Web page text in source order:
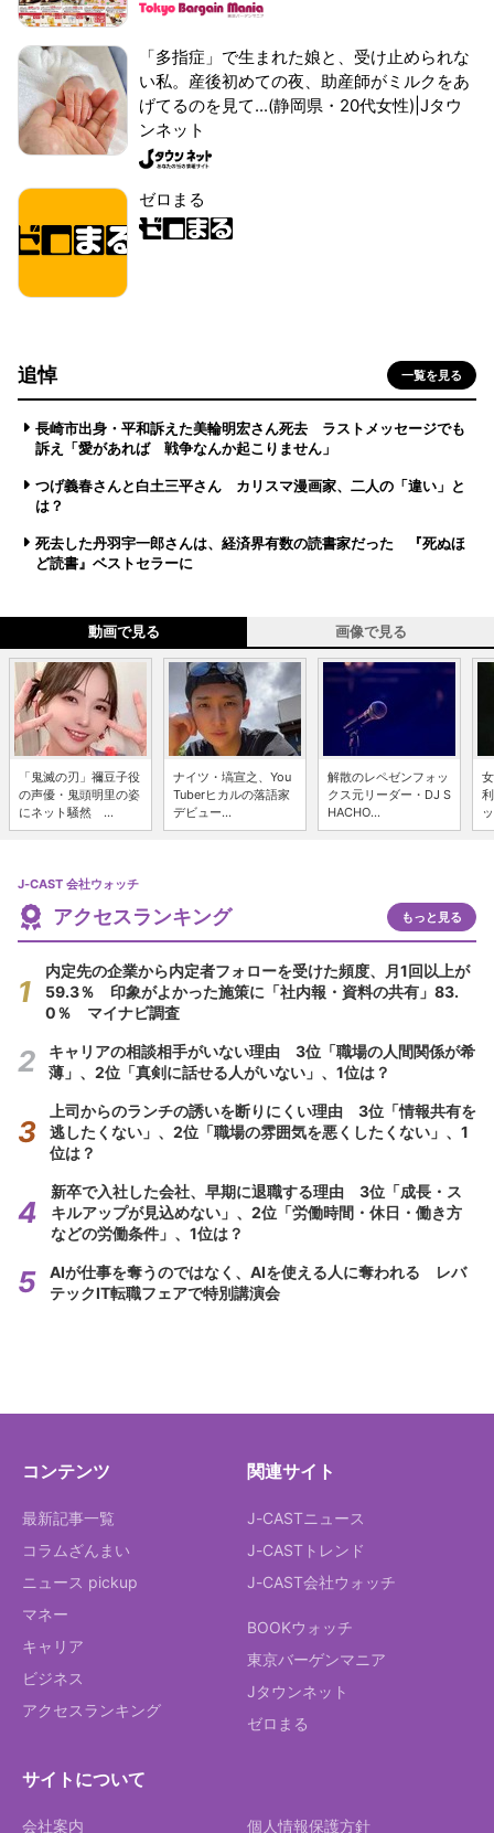
「多指症」で生まれた娘と、受け止められな
い私。産後初めての夜、助産師がミルクをあ
げてるのを見て...(静岡県・20代女性)|Jタウ
ンネット
ゼロまる
追悼 一覧を見る
長崎市出身・平和訴えた美輪明宏さん死去 ラストメッセージでも
訴え「愛があれば 戦争なんか起こりません」
つげ義春さんと白土三平さん カリスマ漫画家、二人の「違い」と
は？
死去した丹羽宇一郎さんは、経済界有数の読書家だった 『死ぬほ
ど読書』ベストセラーに
動画で見る 画像で見る
「鬼滅の刃」禰豆子役
の声優・鬼頭明里の姿
にネット騒然 ...
ナイツ・塙宣之、You
Tuberヒカルの落語家
デビュー...
解散のレペゼンフォッ
クス元リーダー・DJ S
HACHO...
J-CAST 会社ウォッチ
アクセスランキング もっと見る
内定先の企業から内定者フォローを受けた頻度、月1回以上が
59.3％ 印象がよかった施策に「社内報・資料の共有」83.
0％ マイナビ調査
キャリアの相談相手がいない理由 3位「職場の人間関係が希
薄」、2位「真剣に話せる人がいない」、1位は？
上司からのランチの誘いを断りにくい理由 3位「情報共有を
逃したくない」、2位「職場の雰囲気を悪くしたくない」、1
位は？
新卒で入社した会社、早期に退職する理由 3位「成長・ス
キルアップが見込めない」、2位「労働時間・休日・働き方
などの労働条件」、1位は？
AIが仕事を奪うのではなく、AIを使える人に奪われる レバ
テックIT転職フェアで特別講演会
コンテンツ
最新記事一覧
コラムざんまい
ニュース pickup
マネー
キャリア
ビジネス
アクセスランキング
関連サイト
J-CASTニュース
J-CASTトレンド
J-CAST会社ウォッチ
BOOKウォッチ
東京バーゲンマニア
Jタウンネット
ゼロまる
サイトについて
会社案内 個人情報保護方針